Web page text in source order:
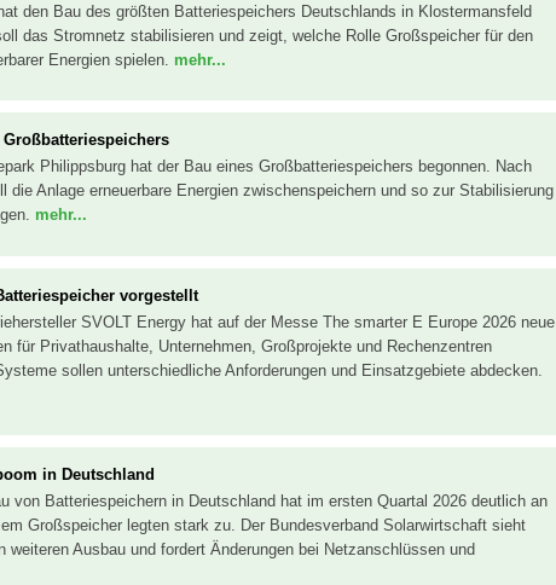
den Bau des größten Batteriespeichers Deutschlands in Klostermansfeld
das Stromnetz stabilisieren und zeigt, welche Rolle Großspeicher für den
Energien spielen. mehr...
Philippsburg hat der Bau eines Großbatteriespeichers begonnen. Nach
die Anlage erneuerbare Energien zwischenspeichern und so zur Stabilisierung
mehr...
vorgestellt
SVOLT Energy hat auf der Messe The smarter E Europe 2026 neue
für Privathaushalte, Unternehmen, Großprojekte und Rechenzentren
sollen unterschiedliche Anforderungen und Einsatzgebiete abdecken.
in Deutschland
von Batteriespeichern in Deutschland hat im ersten Quartal 2026 deutlich an
Großspeicher legten stark zu. Der Bundesverband Solarwirtschaft sieht
weiteren Ausbau und fordert Änderungen bei Netzanschlüssen und